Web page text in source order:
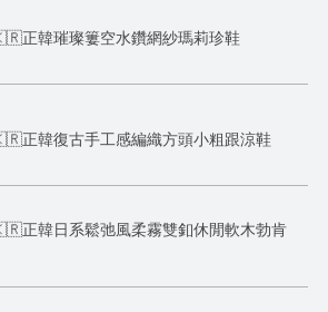
正韓璀璨簍空水鑽網紗瑪莉珍鞋
正韓復古手工感編織方頭小粗跟涼鞋
正韓日系鬆弛風柔霧雙釦休閒軟木勃肯